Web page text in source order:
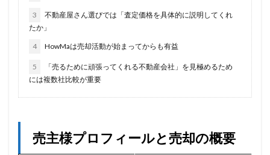
3
不動産屋さん選びでは「査定価格を具体的に説明してくれ
たか」
4 HowMaは売却活動が始まってからも有益
5
「売るために頑張ってくれる不動産会社」を見極めるため
には複数社比較が重要
売主様プロフィールと売却の概要